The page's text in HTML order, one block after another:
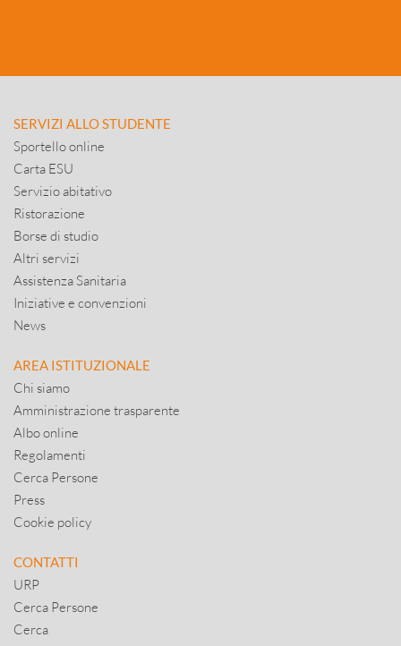
SERVIZI ALLO STUDENTE
Sportello online
Carta ESU
Servizio abitativo
Ristorazione
Borse di studio
Altri servizi
Assistenza Sanitaria
Iniziative e convenzioni
News
AREA ISTITUZIONALE
Chi siamo
Amministrazione trasparente
Albo online
Regolamenti
Cerca Persone
Press
Cookie policy
CONTATTI
URP
Cerca Persone
Cerca